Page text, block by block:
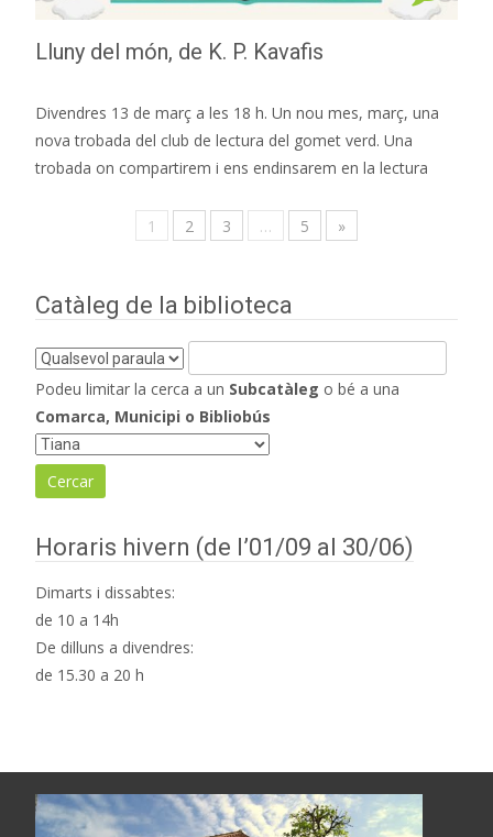
Lluny del món, de K. P. Kavafis
Divendres 13 de març a les 18 h. Un nou mes, març, una
nova trobada del club de lectura del gomet verd. Una
trobada on compartirem i ens endinsarem en la lectura
1 2 3 … 5 »
Catàleg de la biblioteca
Podeu limitar la cerca a un Subcatàleg o bé a una
Comarca, Municipi o Bibliobús
Horaris hivern (de l’01/09 al 30/06)
Dimarts i dissabtes:
de 10 a 14h
De dilluns a divendres:
de 15.30 a 20 h